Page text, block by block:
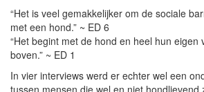
“Het is veel gemakkelijker om de sociale
met een hond.” ~ ED 6
“Het begint met de hond en heel hun eigen
boven.” ~ ED 1
In vier interviews werd er echter wel een
tussen mensen die wel en niet hondlievend